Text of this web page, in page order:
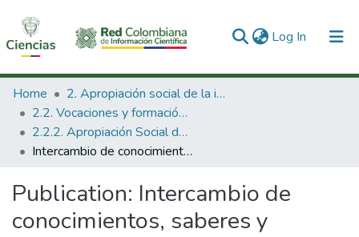
Log In (current)
Communities & Collections
All of DSpace
Statistics
Home
2. Apropiación social de la información en Ciencia Tecnología e Innovación
2.2. Vocaciones y formación de la CTeI
2.2.2. Apropiación Social del Conocimiento
Intercambio de conocimientos, saberes y experiencias.
Publication: Intercambio de
conocimientos, saberes y